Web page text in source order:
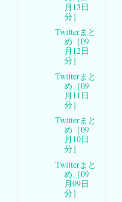
月13日
分］
Twitterまと
め［09
月12日
分］
Twitterまと
め［09
月11日
分］
Twitterまと
め［09
月10日
分］
Twitterまと
め［09
月09日
分］